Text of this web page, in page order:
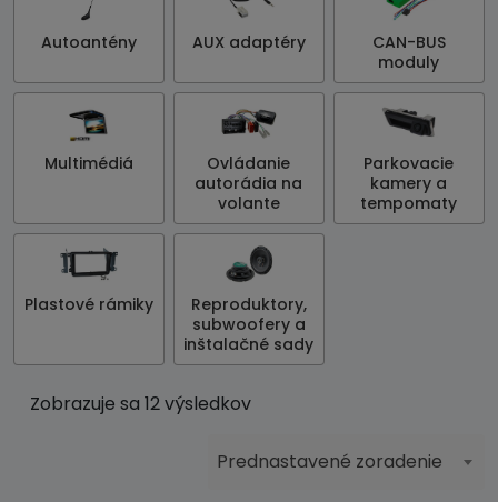
Autoantény AUX adaptéry
CAN-BUS
moduly
Multimédiá
Ovládanie
autorádia na
volante
Parkovacie
kamery a
tempomaty
Plastové rámiky
Reproduktory,
subwoofery a
inštalačné sady
Zobrazuje sa 12 výsledkov
Prednastavené zoradenie